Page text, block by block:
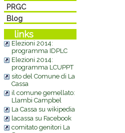
PRGC
Blog
links
Elezioni 2014:
programma IDPLC
Elezioni 2014:
programma LCUPPT
sito del Comune di La
Cassa
il comune gemellato:
Llambi Campbel
La Cassa su wikipedia
lacassa su Facebook
comitato genitori La